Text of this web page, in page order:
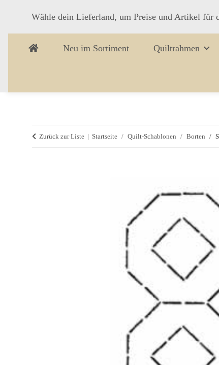
Wähle dein Lieferland, um Preise und Artikel für
Neu im Sortiment Quiltrahmen
Zurück zur Liste Startseite Quilt-Schablonen Borten